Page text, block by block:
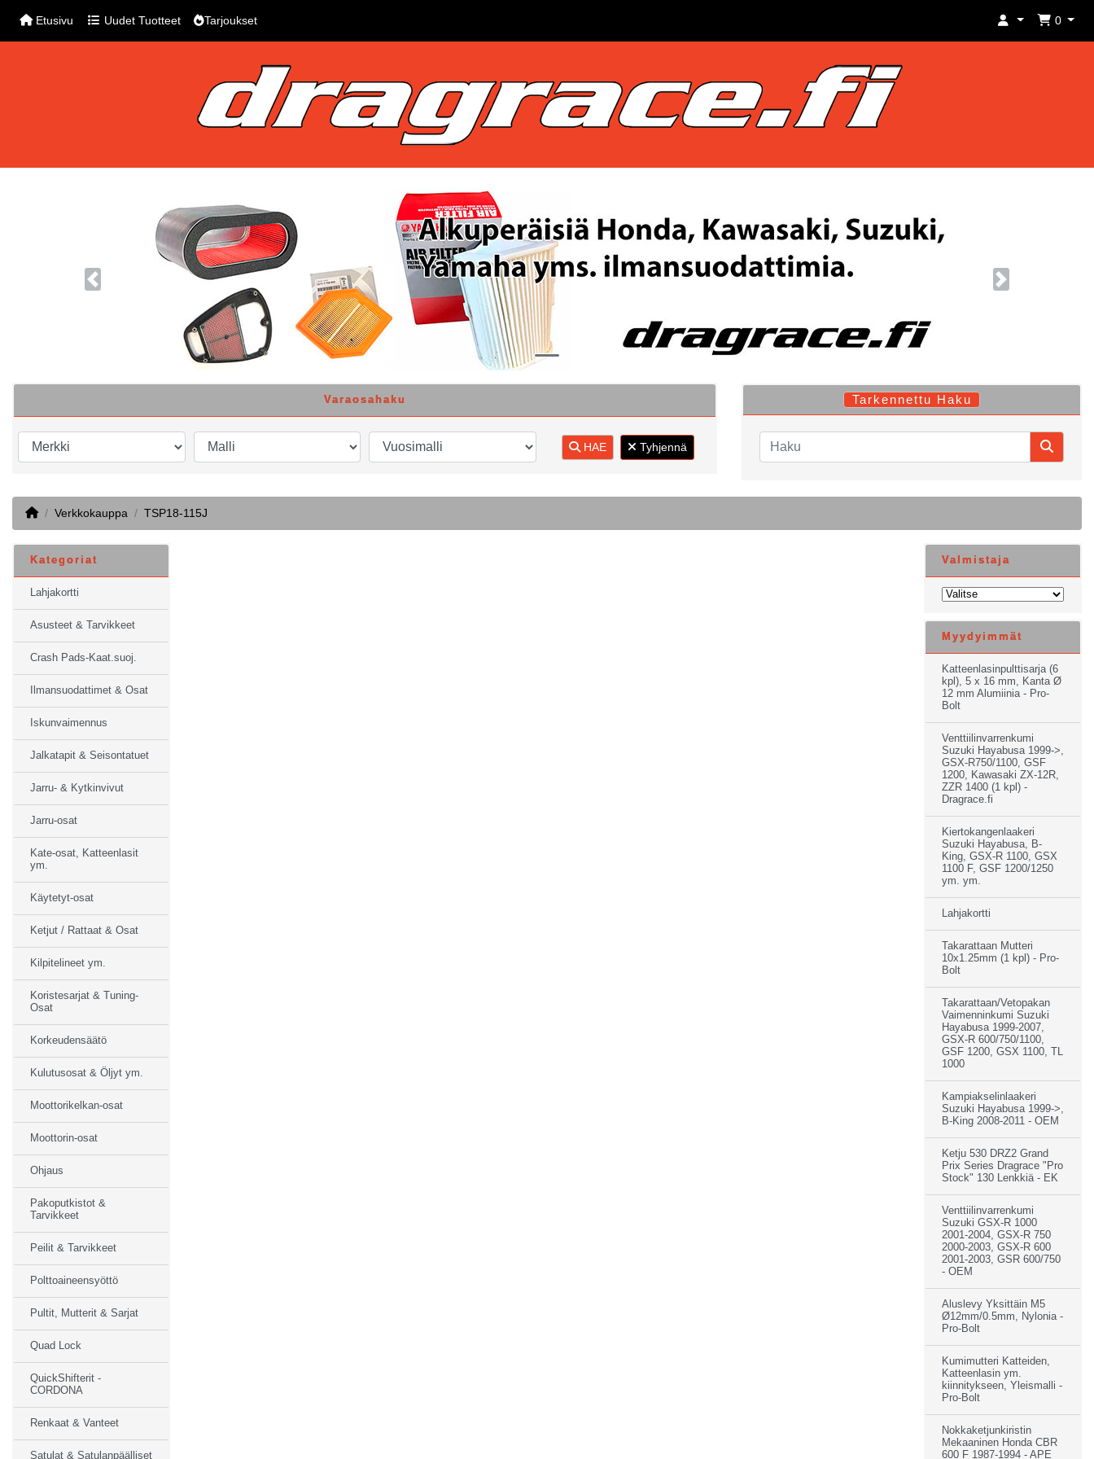
Etusivu Uudet Tuotteet Tarjoukset 0
Previous Next
Varaosahaku
HAE Tyhjennä
Tarkennettu Haku
HomeVerkkokauppa TSP18-115J
Kategoriat
Lahjakortti
Asusteet & Tarvikkeet
Crash Pads-Kaat.suoj.
Ilmansuodattimet & Osat
Iskunvaimennus
Jalkatapit & Seisontatuet
Jarru- & Kytkinvivut
Jarru-osat
Kate-osat, Katteenlasit
ym.
Käytetyt-osat
Ketjut / Rattaat & Osat
Kilpitelineet ym.
Koristesarjat & Tuning-
Osat
Korkeudensäätö
Kulutusosat & Öljyt ym.
Moottorikelkan-osat
Moottorin-osat
Ohjaus
Pakoputkistot &
Tarvikkeet
Peilit & Tarvikkeet
Polttoaineensyöttö
Pultit, Mutterit & Sarjat
Quad Lock
QuickShifterit -
CORDONA
Renkaat & Vanteet
Satulat & Satulanpäälliset
Valmistaja
Myydyimmät
Katteenlasinpulttisarja (6
kpl), 5 x 16 mm, Kanta Ø
12 mm Alumiinia - Pro-
Bolt
Venttiilinvarrenkumi
Suzuki Hayabusa 1999->,
GSX-R750/1100, GSF
1200, Kawasaki ZX-12R,
ZZR 1400 (1 kpl) -
Dragrace.fi
Kiertokangenlaakeri
Suzuki Hayabusa, B-
King, GSX-R 1100, GSX
1100 F, GSF 1200/1250
ym. ym.
Lahjakortti
Takarattaan Mutteri
10x1.25mm (1 kpl) - Pro-
Bolt
Takarattaan/Vetopakan
Vaimenninkumi Suzuki
Hayabusa 1999-2007,
GSX-R 600/750/1100,
GSF 1200, GSX 1100, TL
1000
Kampiakselinlaakeri
Suzuki Hayabusa 1999->,
B-King 2008-2011 - OEM
Ketju 530 DRZ2 Grand
Prix Series Dragrace "Pro
Stock" 130 Lenkkiä - EK
Venttiilinvarrenkumi
Suzuki GSX-R 1000
2001-2004, GSX-R 750
2000-2003, GSX-R 600
2001-2003, GSR 600/750
- OEM
Aluslevy Yksittäin M5
Ø12mm/0.5mm, Nylonia -
Pro-Bolt
Kumimutteri Katteiden,
Katteenlasin ym.
kiinnitykseen, Yleismalli -
Pro-Bolt
Nokkaketjunkiristin
Mekaaninen Honda CBR
600 F 1987-1994 - APE